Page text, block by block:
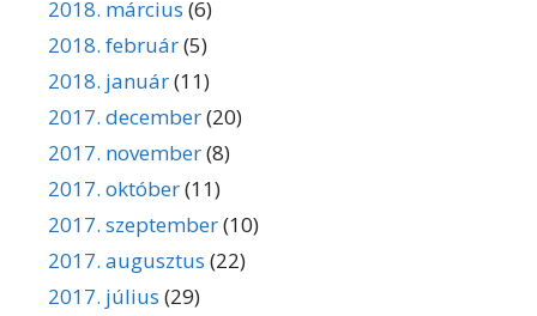
2018. március (6)
2018. február(5)
2018. január(11)
2017. december(20)
2017. november(8)
2017. október(11)
2017. szeptember(10)
2017. augusztus (22)
2017. július (29)